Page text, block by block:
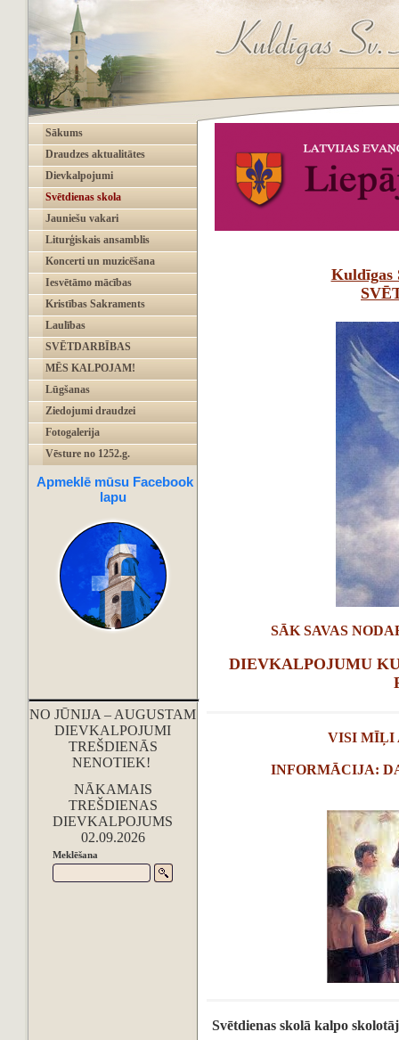
Sākums
Draudzes aktualitātes
Dievkalpojumi
Svētdienas skola
Jauniešu vakari
Liturģiskais ansamblis
Koncerti un muzicēšana
Iesvētāmo mācības
Kristības Sakraments
Laulības
SVĒTDARBĪBAS
MĒS KALPOJAM!
Lūgšanas
Ziedojumi draudzei
Fotogalerija
Vēsture no 1252.g.
Apmeklē mūsu Facebook
lapu
NO JŪNIJA – AUGUSTAM
DIEVKALPOJUMI
TREŠDIENĀS
NENOTIEK!
NĀKAMAIS
TREŠDIENAS
DIEVKALPOJUMS
02.09.2026
Meklēšana
Kuldīgas
SĀK SAVAS
DIEVKALPOJUMU
VISI MĪĻI
INFORMĀCIJA:
Svētdienas skolā kalpo